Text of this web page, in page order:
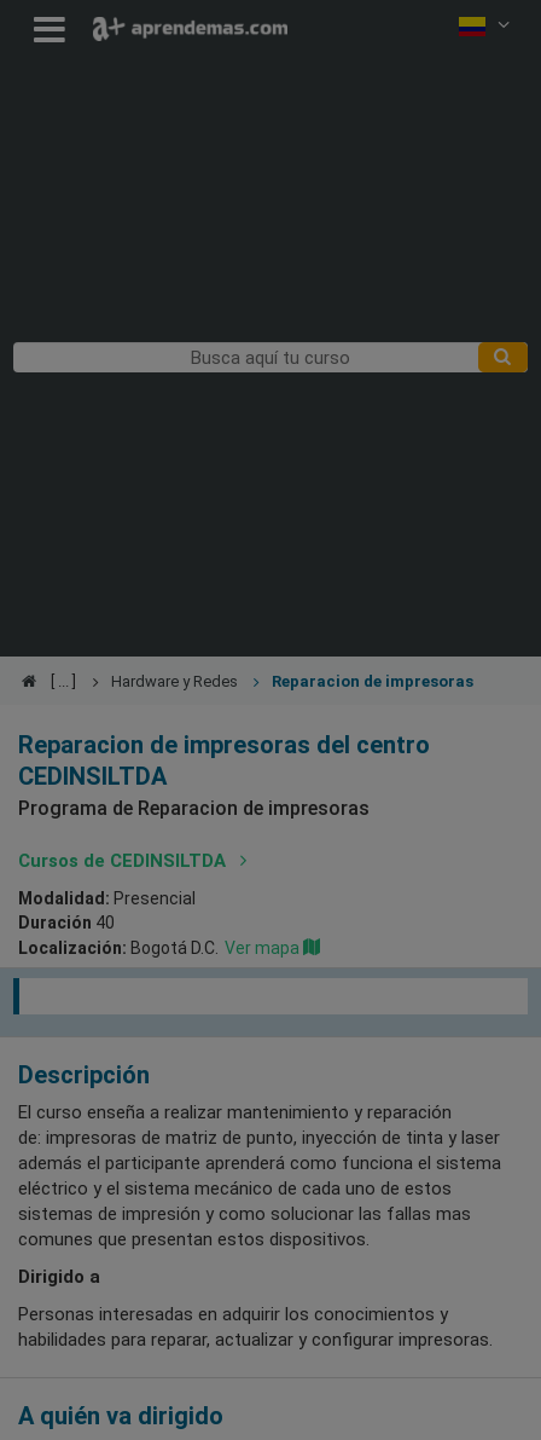
Hardware y Redes Reparacion de impresoras
Reparacion de impresoras del centro
CEDINSILTDA
Programa de Reparacion de impresoras
Cursos de CEDINSILTDA
Modalidad: Presencial
Duración 40
Localización: Bogotá D.C. Ver mapa
Descripción
El curso enseña a realizar mantenimiento y reparación
de: impresoras de matriz de punto, inyección de tinta y laser
además el participante aprenderá como funciona el sistema
eléctrico y el sistema mecánico de cada uno de estos
sistemas de impresión y como solucionar las fallas mas
comunes que presentan estos dispositivos.
Dirigido a
Personas interesadas en adquirir los conocimientos y
habilidades para reparar, actualizar y configurar impresoras.
A quién va dirigido